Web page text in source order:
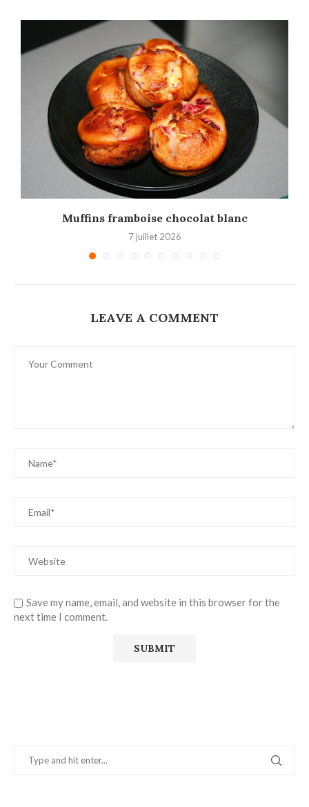
Muffins framboise chocolat blanc
7 juillet 2026
LEAVE A COMMENT
Save my name, email, and website in this browser for the
next time I comment.